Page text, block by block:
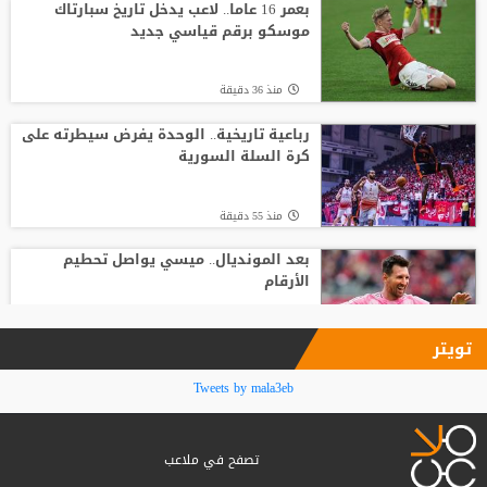
صدام في تدريبات أتلتيكو.. ألفاريز يطالب
سيميوني بتسهيل رحيله لبرشلونة
بعمر 16 عاما.. لاعب يدخل تاريخ سبارتاك
موسكو برقم قياسي جديد
منذ 36 دقيقة
رباعية تاريخية.. الوحدة يفرض سيطرته على
كرة السلة السورية
منذ 55 دقيقة
بعد المونديال.. ميسي يواصل تحطيم
الأرقام
قبل أن يلمس الكرة.. بالأرقام طرابزون
يحصد ثمار التعاقد مع محمد صلاح
تويتر
Tweets by mala3eb
تصفح في ملاعب